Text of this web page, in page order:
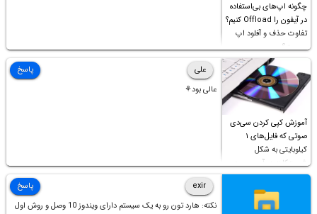
چگونه اپ‌های بی‌استفاده
در آیفون را Offload کنیم؟
تفاوت حذف و آفلود اپ
چیست؟
آموزش کپی کردن سی‌دی
صوتی که فایل‌های ۱
کیلوبایتی به شکل
شورت‌کات در آن موجود
است!
علی
عالی بود⚘
پاسخ
exir
نکته: هارد تون رو به یک سیستم دارای ویندوز 10 وصل و روش اول
پاسخ